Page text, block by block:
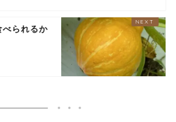
べられるか